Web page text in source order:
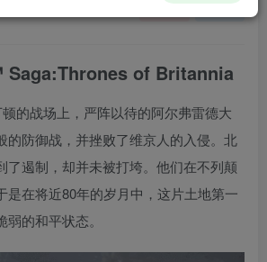
of Britannia
的战场上，严阵以待的阿尔弗雷德大
的防御战，并挫败了维京人的入侵。北
了遏制，却并未被打垮。他们在不列颠
是在将近80年的岁月中，这片土地第一
的和平状态。